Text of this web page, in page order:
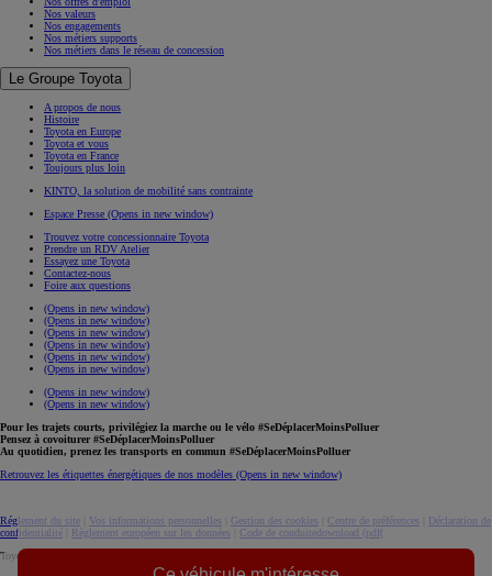
Nos valeurs
Nos engagements
Nos métiers supports
Nos métiers dans le réseau de concession
Le Groupe Toyota
A propos de nous
Histoire
Toyota en Europe
Toyota et vous
Toyota en France
Toujours plus loin
KINTO, la solution de mobilité sans contrainte
Espace Presse (Opens in new window)
Trouvez votre concessionnaire Toyota
Prendre un RDV Atelier
Essayez une Toyota
Contactez-nous
Foire aux questions
(Opens in new window)
(Opens in new window)
(Opens in new window)
(Opens in new window)
(Opens in new window)
(Opens in new window)
(Opens in new window)
(Opens in new window)
Pour les trajets courts, privilégiez la marche ou le vélo #SeDéplacerMoinsPolluer
Pensez à covoiturer #SeDéplacerMoinsPolluer
Au quotidien, prenez les transports en commun #SeDéplacerMoinsPolluer
Retrouvez les étiquettes énergétiques de nos modèles (Opens in new window)
Réglement du site Vos informations personnelles Gestion des cookies Centre de préférences
Déclaration de
confidentialité
Règlement européen sur les données Code de conduitedownload (pdf(
Toyota. Tous droits réservés. © 2026